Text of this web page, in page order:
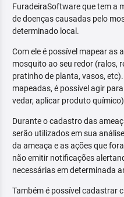
FuradeiraSoftware que tem a
de doenças causadas pelo
determinado local.
Com ele é possível mapear as
mosquito ao seu redor (ralos,
pratinho de planta, vasos,
mapeadas, é possível agir
vedar, aplicar produto
Durante o cadastro das
serão utilizados em sua
da ameaça e as ações que
não emitir notificações
necessárias em determinada
Também é possível cadastrar